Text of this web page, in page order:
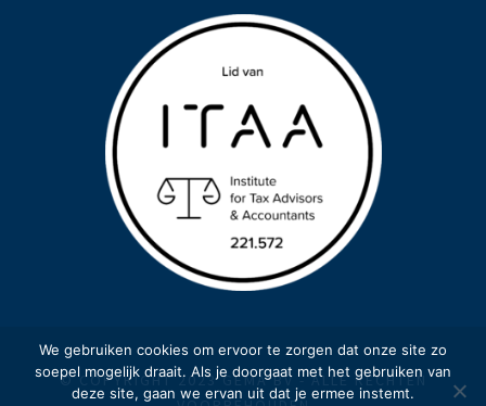
© COPYRIGHT 2023 GEMA BV - ALLE RECHTEN
We gebruiken cookies om ervoor te zorgen dat onze site zo
soepel mogelijk draait. Als je doorgaat met het gebruiken van
deze site, gaan we ervan uit dat je ermee instemt.